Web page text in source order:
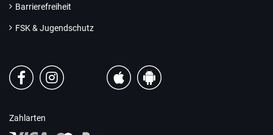
Barrierefreiheit
FSK & Jugendschutz
Zahlarten